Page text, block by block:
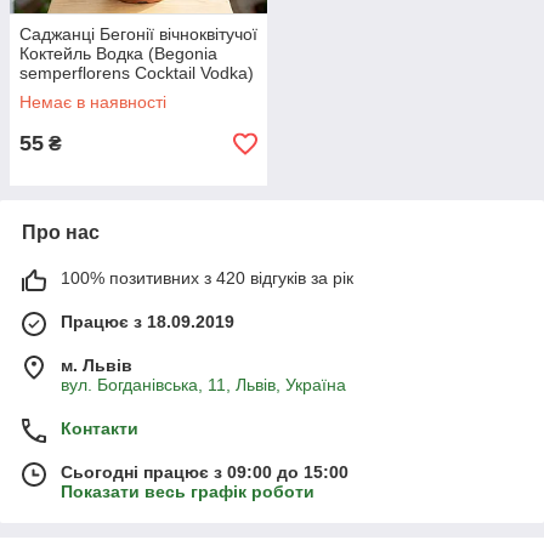
Саджанці Бегонії вічноквітучої
Коктейль Водка (Begonia
semperflorens Cocktail Vodka)
Немає в наявності
55 ₴
Про нас
100% позитивних з 420 відгуків за рік
Працює з 18.09.2019
м. Львів
вул. Богданівська, 11, Львів, Україна
Контакти
Сьогодні працює з 09:00 до 15:00
Показати весь графік роботи